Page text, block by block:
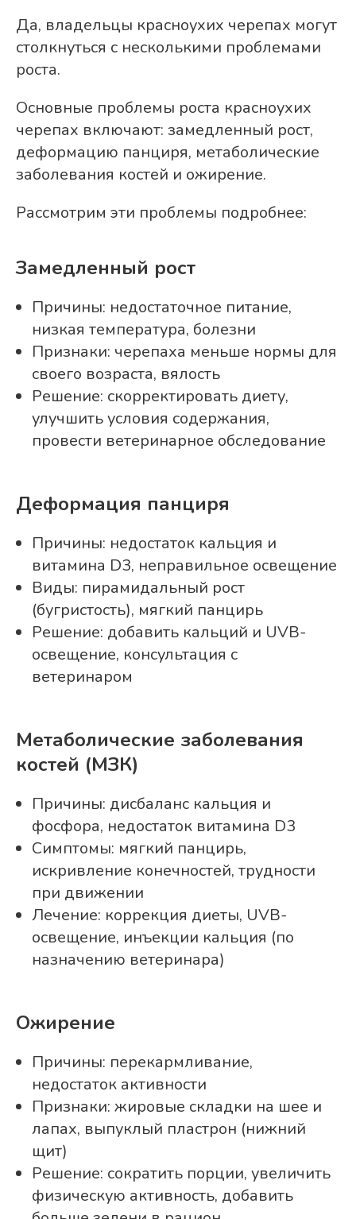
Да, владельцы красноухих черепах могут
столкнуться с несколькими проблемами
роста.
Основные проблемы роста красноухих
черепах включают: замедленный рост,
деформацию панциря, метаболические
заболевания костей и ожирение.
Рассмотрим эти проблемы подробнее:
Замедленный рост
Причины: недостаточное питание,
низкая температура, болезни
Признаки: черепаха меньше нормы для
своего возраста, вялость
Решение: скорректировать диету,
улучшить условия содержания,
провести ветеринарное обследование
Деформация панциря
Причины: недостаток кальция и
витамина D3, неправильное освещение
Виды: пирамидальный рост
(бугристость), мягкий панцирь
Решение: добавить кальций и UVB-
освещение, консультация с
ветеринаром
Метаболические заболевания
костей (МЗК)
Причины: дисбаланс кальция и
фосфора, недостаток витамина D3
Симптомы: мягкий панцирь,
искривление конечностей, трудности
при движении
Лечение: коррекция диеты, UVB-
освещение, инъекции кальция (по
назначению ветеринара)
Ожирение
Причины: перекармливание,
недостаток активности
Признаки: жировые складки на шее и
лапах, выпуклый пластрон (нижний
щит)
Решение: сократить порции, увеличить
физическую активность, добавить